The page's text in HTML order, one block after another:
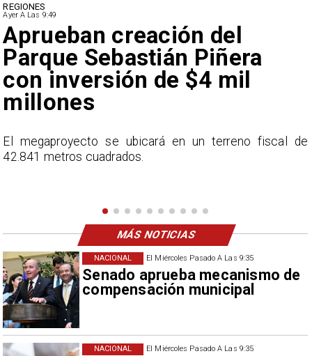
El Miércoles Pasado A Las 9:35
Senado aprueba mecanismo de
compensación municipal
NACIONAL
El Miércoles Pasado A Las 9:35
NACIONAL
DEPORTES
Ayer A Las 9:49
Claudio Bravo baja la
euforia sobre fichaje de
Vozinha
En el programa ESPN F90 Chile, Claudio Bravo ofrece
una visión más moderada sobre las expectativas del
MÁS NOTICIAS